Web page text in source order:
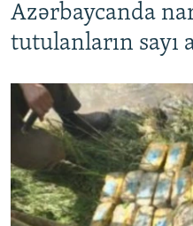
Azərbaycanda
tutulanların sayı